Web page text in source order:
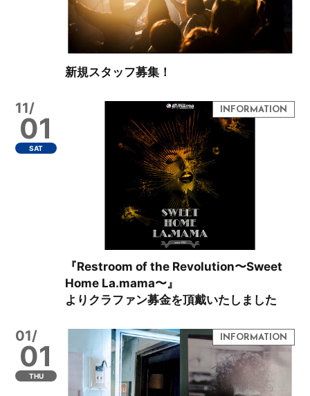
新規スタッフ募集！
11/
01
SAT
『Restroom of the Revolution〜Sweet
Home La.mama〜』
よりクラファン募金を頂戴いたしました
01/
01
THU